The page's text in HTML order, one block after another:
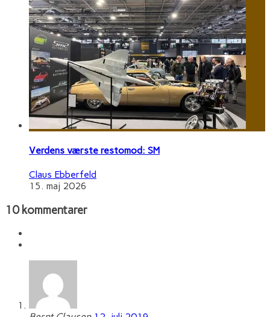
Verdens værste restomod: SM
Claus Ebberfeld
15. maj 2026
10 kommentarer